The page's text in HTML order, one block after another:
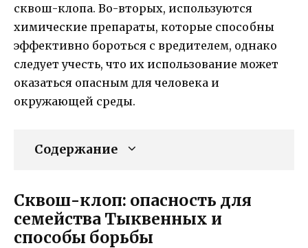
сквош-клопа. Во-вторых, используются
химические препараты, которые способны
эффективно бороться с вредителем, однако
следует учесть, что их использование может
оказаться опасным для человека и
окружающей среды.
Содержание
Сквош-клоп: опасность для
семейства Тыквенных и
способы борьбы